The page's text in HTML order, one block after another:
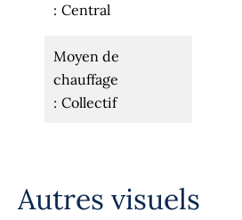
Central
Moyen de
chauffage
Collectif
Autres visuels